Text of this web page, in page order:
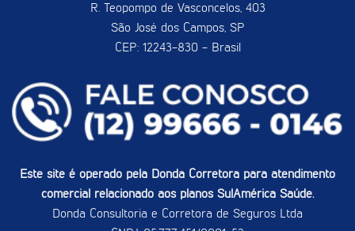
R. Teopompo de Vasconcelos, 403
São José dos Campos, SP
CEP: 12243-830 - Brasil
Este site é operado pela Donda Corretora para atendimento
comercial relacionado aos planos SulAmérica Saúde.
Donda Consultoria e Corretora de Seguros Ltda